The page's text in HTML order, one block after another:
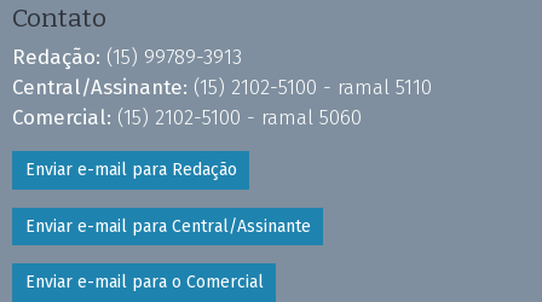
Contato
Redação: (15) 99789-3913
Central/Assinante: (15) 2102-5100 - ramal 5110
Comercial: (15) 2102-5100 - ramal 5060
Enviar e-mail para Redação
Enviar e-mail para Central/Assinante
Enviar e-mail para o Comercial